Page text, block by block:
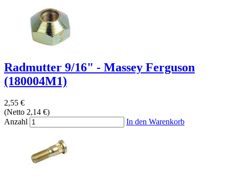
Radmutter 9/16" - Massey Ferguson
(180004M1)
2,55 €
(Netto 2,14 €)
Anzahl
In den Warenkorb